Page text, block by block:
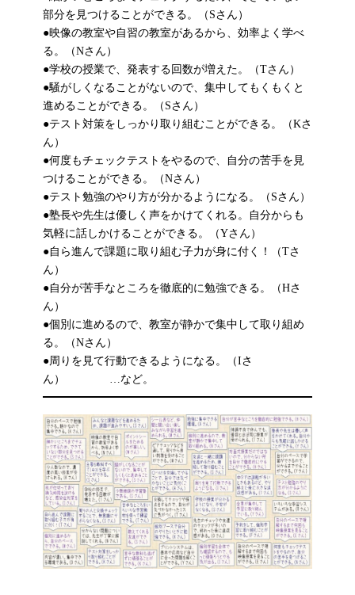
部分を見つけることができる。（Sさん）
●映像の教室や自習の教室があるから、効率よく学べ
る。（Nさん）
●学校の授業で、発表する回数が増えた。（Tさん）
●騒がしくなることがないので、集中してもくもくと
進めることができる。（Sさん）
●テスト対策をしっかり取り組むことができる。（Kさ
ん）
●何度もチェックテストをやるので、自分の苦手を見
つけることができる。（Nさん）
●テスト勉強のやり方が分かるようになる。（Sさん）
●塾長や先生は優しく声をかけてくれる。自分からも
気軽に話しかけることができる。（Yさん）
●自ら進んで課題に取り組む子力が身に付く！（Tさ
ん）
●自分が苦手なところを徹底的に勉強できる。（Hさ
ん）
●個別に進めるので、教室が静かで集中して取り組め
る。（Nさん）
●周りを見て行動できるようになる。（Iさ
ん） …など。